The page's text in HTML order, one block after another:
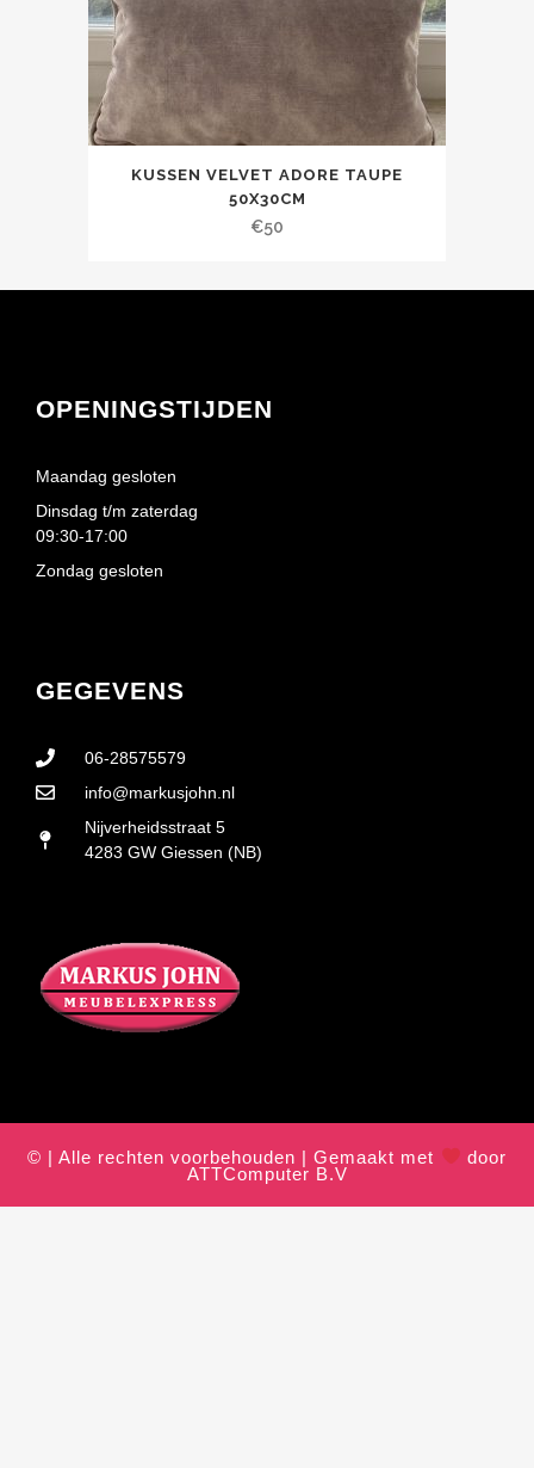
KUSSEN VELVET ADORE TAUPE
50X30CM
€50
GEGEVENS
06-28575579
info@markusjohn.nl
Nijverheidsstraat 5
4283 GW Giessen (NB)
OPENINGSTIJDEN
Maandag gesloten
Dinsdag t/m zaterdag
09:30-17:00
Zondag gesloten
© | Alle rechten voorbehouden | Gemaakt met
door
ATTComputer B.V